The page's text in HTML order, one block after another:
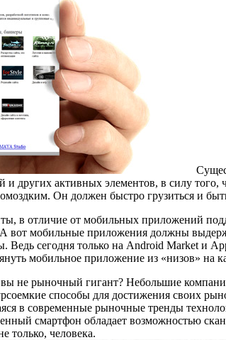
и других активных элементов, в силу
Он должен быстро грузиться и
в отличие от мобильных приложений
вот мобильные приложения должны
Ведь сегодня только на Android Market и
мобильное приложение из «низов» на
не рыночный гигант? Небольшие
способы для достижения своих
в современные рыночные тренды
смартфон обладает возможностью
только, человека.